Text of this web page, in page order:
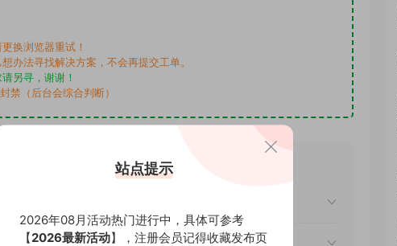
换浏览器重试！
法寻找解决方案，不会再提交工单。
另寻，谢谢！
（后台会综合判断）
站点提示
2026年08月活动热门进行中，具体可参考
【2026最新活动】，注册会员记得收藏发布页